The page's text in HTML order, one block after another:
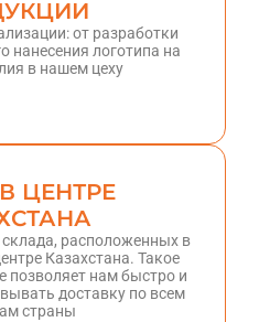
от разработки
нанесения логотипа на
в нашем цеху
ЦЕНТРЕ
расположенных в
Казахстана. Такое
позволяет нам быстро и
доставку по всем
страны